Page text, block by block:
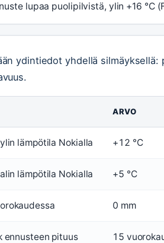
lupaa puolipilvistä, ylin +16 °C
ydintiedot yhdellä silmäyksellä:
ARVO
lämpötila Nokialla +12 °C
lämpötila Nokialla +5 °C
0 mm
ennusteen pituus 15